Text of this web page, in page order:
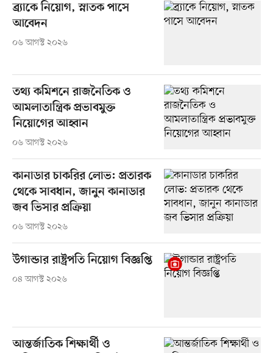
ব্র্যাকে নিয়োগ, স্নাতক পাসে
আবেদন
০৬ আগস্ট ২০২৬
তথ্য কমিশনে রাজনৈতিক ও
আমলাতান্ত্রিক প্রভাবমুক্ত
নিয়োগের আহ্বান
০৬ আগস্ট ২০২৬
কানাডার চাকরির লোভ: প্রতারক
থেকে সাবধান, জানুন কানাডার
জব ভিসার প্রক্রিয়া
০৬ আগস্ট ২০২৬
উগান্ডার রাষ্ট্রপতি নিয়োগ বিজ্ঞপ্তি
০৪ আগস্ট ২০২৬
আন্তর্জাতিক শিক্ষার্থী ও